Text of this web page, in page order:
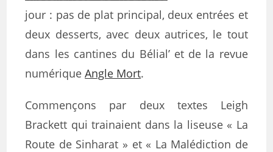
jour : pas de plat principal, deux entrées et
deux desserts, avec deux autrices, le tout
dans les cantines du Bélial’ et de la revue
numériqueAngle Mort.
Commençons par deux textes Leigh
Brackett qui trainaient dans la liseuse « La
Route de Sinharat » et « La Malédiction de